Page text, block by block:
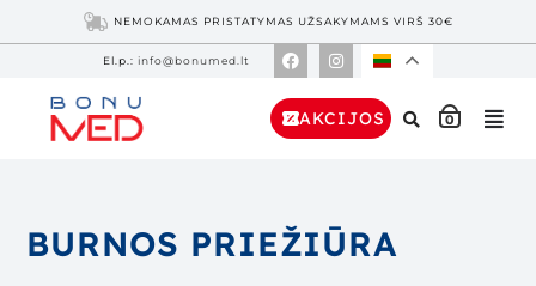
NEMOKAMAS PRISTATYMAS UŽSAKYMAMS VIRŠ 30€
El.p.: info@bonumed.lt
AKCIJOS 0
BURNOS PRIEŽIŪRA